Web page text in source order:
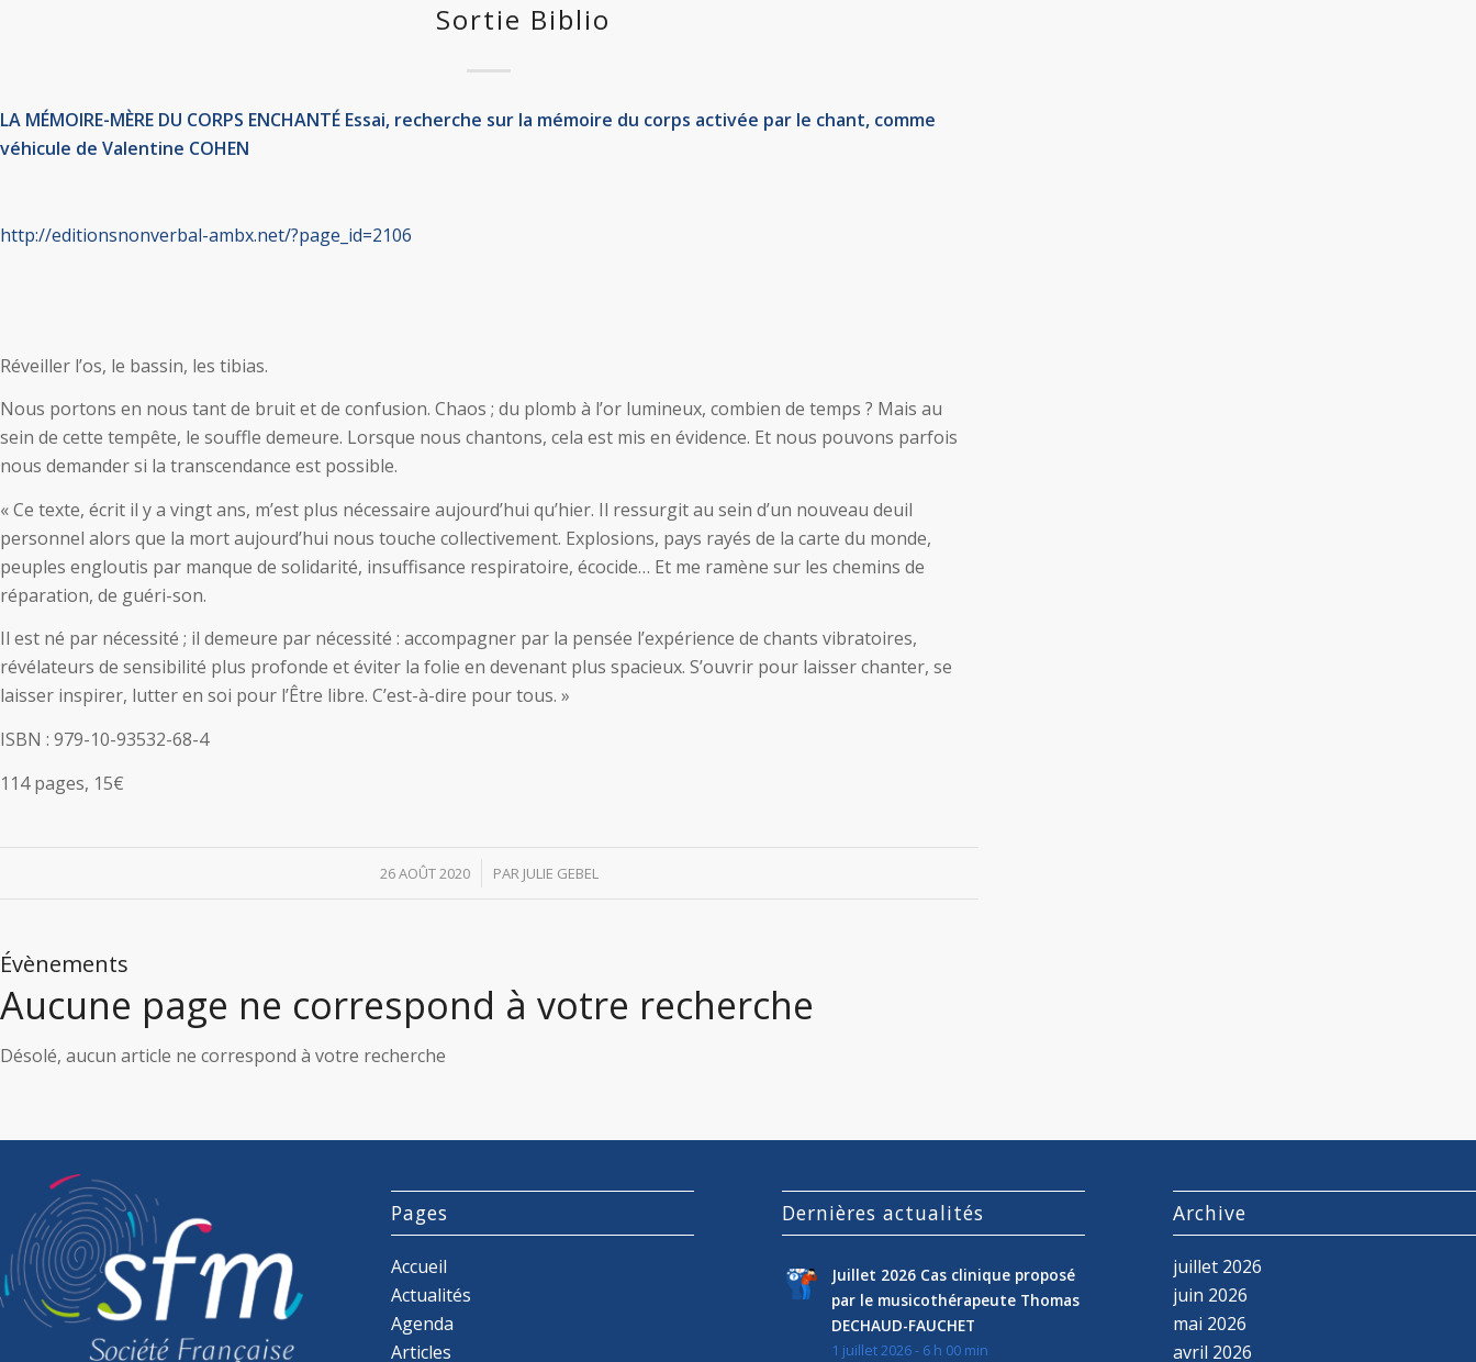
Sortie Biblio
LA MÉMOIRE-MÈRE DU CORPS ENCHANTÉ Essai, recherche sur la mémoire du corps activée par le chant, comme
véhicule de Valentine COHEN
http://editionsnonverbal-ambx.net/?page_id=2106
Réveiller l’os, le bassin, les tibias.
Nous portons en nous tant de bruit et de confusion. Chaos ; du plomb à l’or lumineux, combien de temps ? Mais au
sein de cette tempête, le souffle demeure. Lorsque nous chantons, cela est mis en évidence. Et nous pouvons parfois
nous demander si la transcendance est possible.
« Ce texte, écrit il y a vingt ans, m’est plus nécessaire aujourd’hui qu’hier. Il ressurgit au sein d’un nouveau deuil
personnel alors que la mort aujourd’hui nous touche collectivement. Explosions, pays rayés de la carte du monde,
peuples engloutis par manque de solidarité, insuffisance respiratoire, écocide… Et me ramène sur les chemins de
réparation, de guéri-son.
Il est né par nécessité ; il demeure par nécessité : accompagner par la pensée l’expérience de chants vibratoires,
révélateurs de sensibilité plus profonde et éviter la folie en devenant plus spacieux. S’ouvrir pour laisser chanter, se
laisser inspirer, lutter en soi pour l’Être libre. C’est-à-dire pour tous. »
ISBN : 979-10-93532-68-4
114 pages, 15€
26 AOÛT 2020
/ PAR JULIE GEBEL
Évènements
Aucune page ne correspond à votre recherche
Désolé, aucun article ne correspond à votre recherche
Pages
Accueil
Actualités
Agenda
Articles
Dernières actualités
Juillet 2026 Cas clinique proposé
par le musicothérapeute Thomas
DECHAUD-FAUCHET
1 juillet 2026 - 6 h 00 min
Archive
juillet 2026
juin 2026
mai 2026
avril 2026